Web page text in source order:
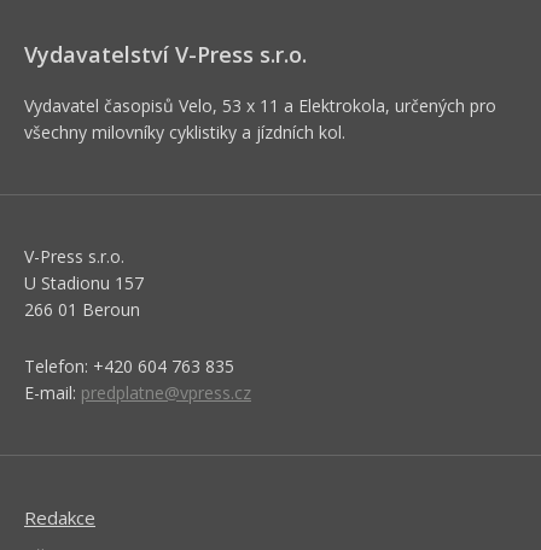
Vydavatelství V-Press s.r.o.
Vydavatel časopisů Velo, 53 x 11 a Elektrokola, určených pro
všechny milovníky cyklistiky a jízdních kol.
V-Press s.r.o.
U Stadionu 157
266 01 Beroun
Telefon: +420 604 763 835
E-mail: predplatne@vpress.cz
Redakce